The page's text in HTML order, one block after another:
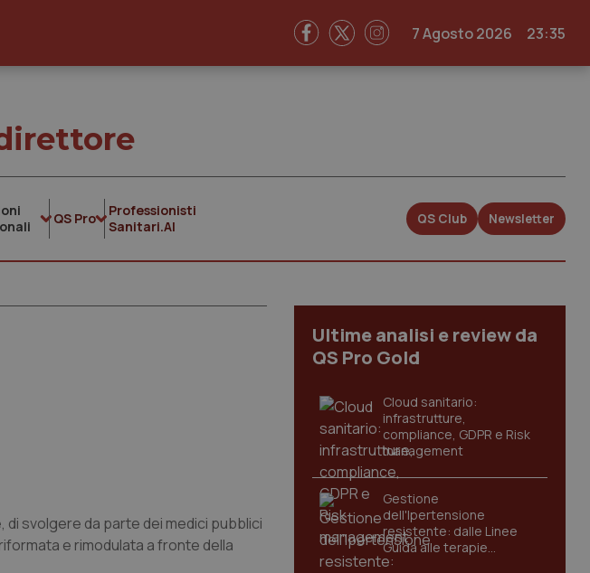
7 Agosto 2026 23:35
QS Pro
Professionisti
Sanitari.AI
QS Club Newsletter
svolgere da parte dei medici pubblici
e rimodulata a fronte della
Ultime analisi e review da
QS Pro Gold
Cloud sanitario:
infrastrutture,
compliance, GDPR e Risk
management
Gestione
dell'Ipertensione
resistente: dalle Linee
Guida alle terapie
innovative